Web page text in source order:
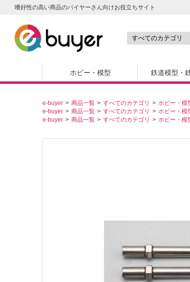
嗜好性の高い商品のバイヤーさん向けお役立ちサイト
ホビー・模型 鉄道模型・
e-buyer 商品一覧 すべてのカテゴリ
ホビー・模
e-buyer
商品一覧 すべてのカテゴリ ホビー・模
e-buyer
商品一覧 すべてのカテゴリ ホビー・模